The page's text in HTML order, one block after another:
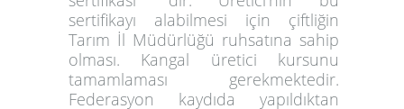
sertifikayı alabilmesi için çiftliğin
Tarım İl Müdürlüğü ruhsatına sahip
olması. Kangal üretici kursunu
tamamlaması gerekmektedir.
Federasyon kaydıda yapıldıktan